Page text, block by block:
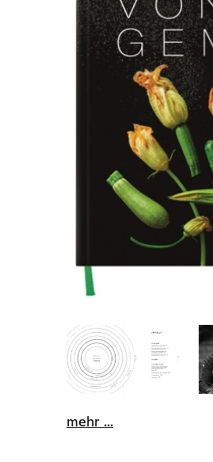
mehr ...